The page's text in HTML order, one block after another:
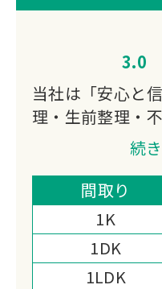
3.0
当社は「安心と
理・生前整理・
故人の思い出を
ちに寄り添いな
を心がけていま
確かな経験と実
せられるサービ
続
間取り
1K
1DK
1LDK